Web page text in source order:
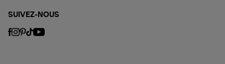
SUIVEZ-NOUS